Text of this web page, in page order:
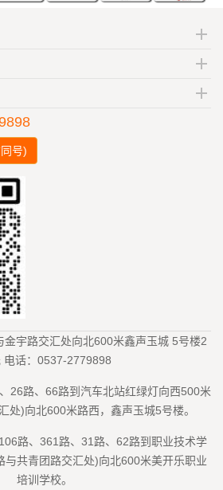
号)
金宇路交汇处向北600米鑫声玉城 5号楼2
电话：0537-2779898
26路、66路到汽车北站红绿灯向西500米
处)向北600米路西，鑫声玉城5号楼。
路、361路、31路、62路到职业技术学
与共青团路交汇处)向北600米美开乐职业
培训学校。